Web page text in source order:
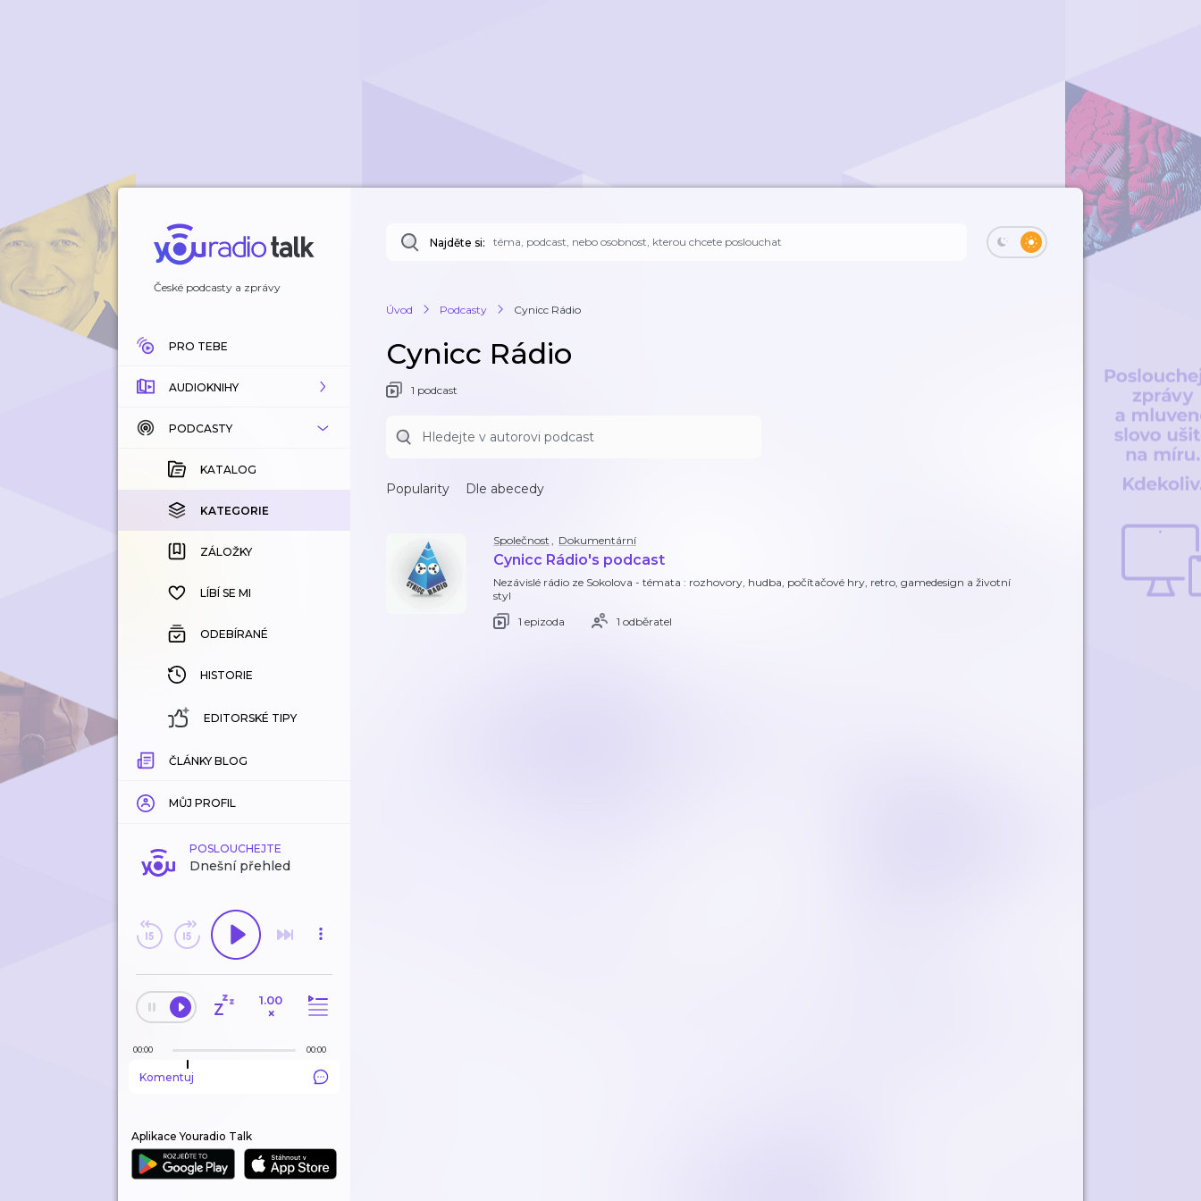
České podcasty a zprávy
PRO TEBE
AUDIOKNIHY
KATALOG
KOUPENÉ
KATEGORIE
ZÁLOŽKY
HISTORIE
PODCASTY
KATALOG
KATEGORIE
ZÁLOŽKY
LÍBÍ SE MI
ODEBÍRANÉ
HISTORIE
EDITORSKÉ TIPY
ČLÁNKY BLOG
MŮJ PROFIL
POSLOUCHEJTE
Dnešní přehled
1.00
×
00:00 00:00
Komentuj
Aplikace Youradio Talk
Najděte si:
Úvod Podcasty Cynicc Rádio
Cynicc Rádio
1 podcast
Popularity Dle abecedy
Společnost , Dokumentární
Cynicc Rádio's podcast
Nezávislé rádio ze Sokolova - témata : rozhovory, hudba, počítačové hry, retro, gamedesign a životní
styl
1 epizoda
1 odběratel